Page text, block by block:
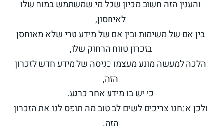
והענין הזה חשוב מכיון שכל מי שמשתמש במוח שלו
לאיחסון,
בין אם של משימות ובין אם של מידע טרי שלא מאוחסן
בזכרון טווח הרחוק שלו,
הלכה למעשה מונע מעצמו כניסה של מידע חדש לזכרון
הזה,
כי יש בו מידע אחר כרגע.
ולכן אנחנו צריכים לשים לב טוב מה תופס לנו את הזכרון
הזה.